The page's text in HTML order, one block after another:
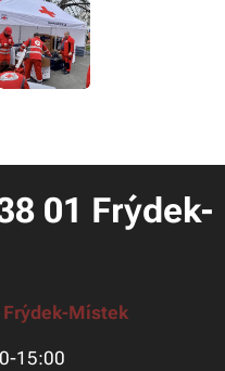
01 Frýdek-
Frýdek-Místek
15:00